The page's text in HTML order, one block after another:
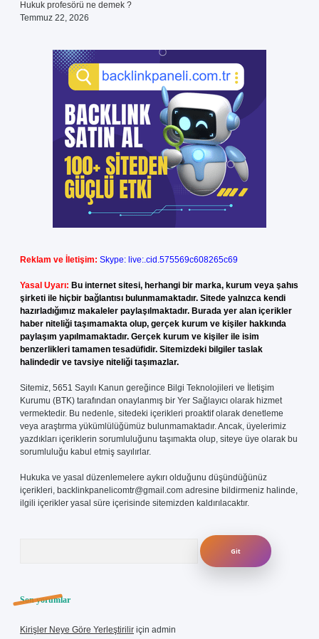
Hukuk profesörü ne demek ?
Temmuz 22, 2026
Reklam ve İletişim: Skype: live:.cid.575569c608265c69
Yasal Uyarı: Bu internet sitesi, herhangi bir marka, kurum veya şahıs
şirketi ile hiçbir bağlantısı bulunmamaktadır. Sitede yalnızca kendi
hazırladığımız makaleler paylaşılmaktadır. Burada yer alan içerikler
haber niteliği taşımamakta olup, gerçek kurum ve kişiler hakkında
paylaşım yapılmamaktadır. Gerçek kurum ve kişiler ile isim
benzerlikleri tamamen tesadüfidir. Sitemizdeki bilgiler taslak
halindedir ve tavsiye niteliği taşımazlar.
Sitemiz, 5651 Sayılı Kanun gereğince Bilgi Teknolojileri ve İletişim
Kurumu (BTK) tarafından onaylanmış bir Yer Sağlayıcı olarak hizmet
vermektedir. Bu nedenle, sitedeki içerikleri proaktif olarak denetleme
veya araştırma yükümlülüğümüz bulunmamaktadır. Ancak, üyelerimiz
yazdıkları içeriklerin sorumluluğunu taşımakta olup, siteye üye olarak bu
sorumluluğu kabul etmiş sayılırlar.
Hukuka ve yasal düzenlemelere aykırı olduğunu düşündüğünüz
içerikleri, backlinkpanelicomtr@gmail.com adresine bildirmeniz halinde,
ilgili içerikler yasal süre içerisinde sitemizden kaldırılacaktır.
Son yorumlar
Kirişler Neye Göre Yerleştirilir için admin